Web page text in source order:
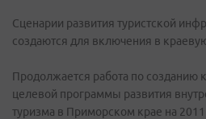
Сценарии развития туристской
создаются для включения в
Продолжается работа по созданию
целевой программы развития
туризма в Приморском крае на